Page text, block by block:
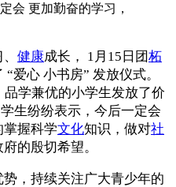
会 更加勤奋的学习，
健康成长， 1月15日团柘
爱心 小书房” 发放仪式。
学兼优的小学生发放了价
生纷纷表示，今后一定会
握科学文化知识，做对社
的殷切希望。
，持续关注广大青少年的